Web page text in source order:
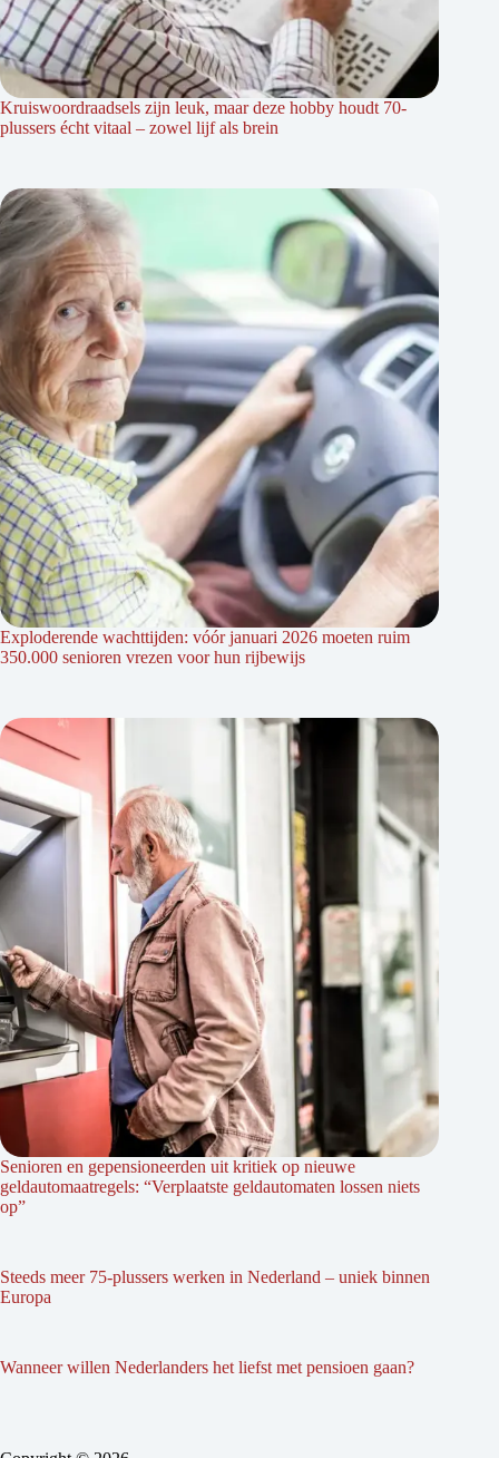
Kruiswoordraadsels zijn leuk, maar deze hobby houdt 70-
plussers écht vitaal – zowel lijf als brein
Exploderende wachttijden: vóór januari 2026 moeten ruim
350.000 senioren vrezen voor hun rijbewijs
Senioren en gepensioneerden uit kritiek op nieuwe
geldautomaatregels: “Verplaatste geldautomaten lossen niets
op”
Steeds meer 75-plussers werken in Nederland – uniek binnen
Europa
Wanneer willen Nederlanders het liefst met pensioen gaan?